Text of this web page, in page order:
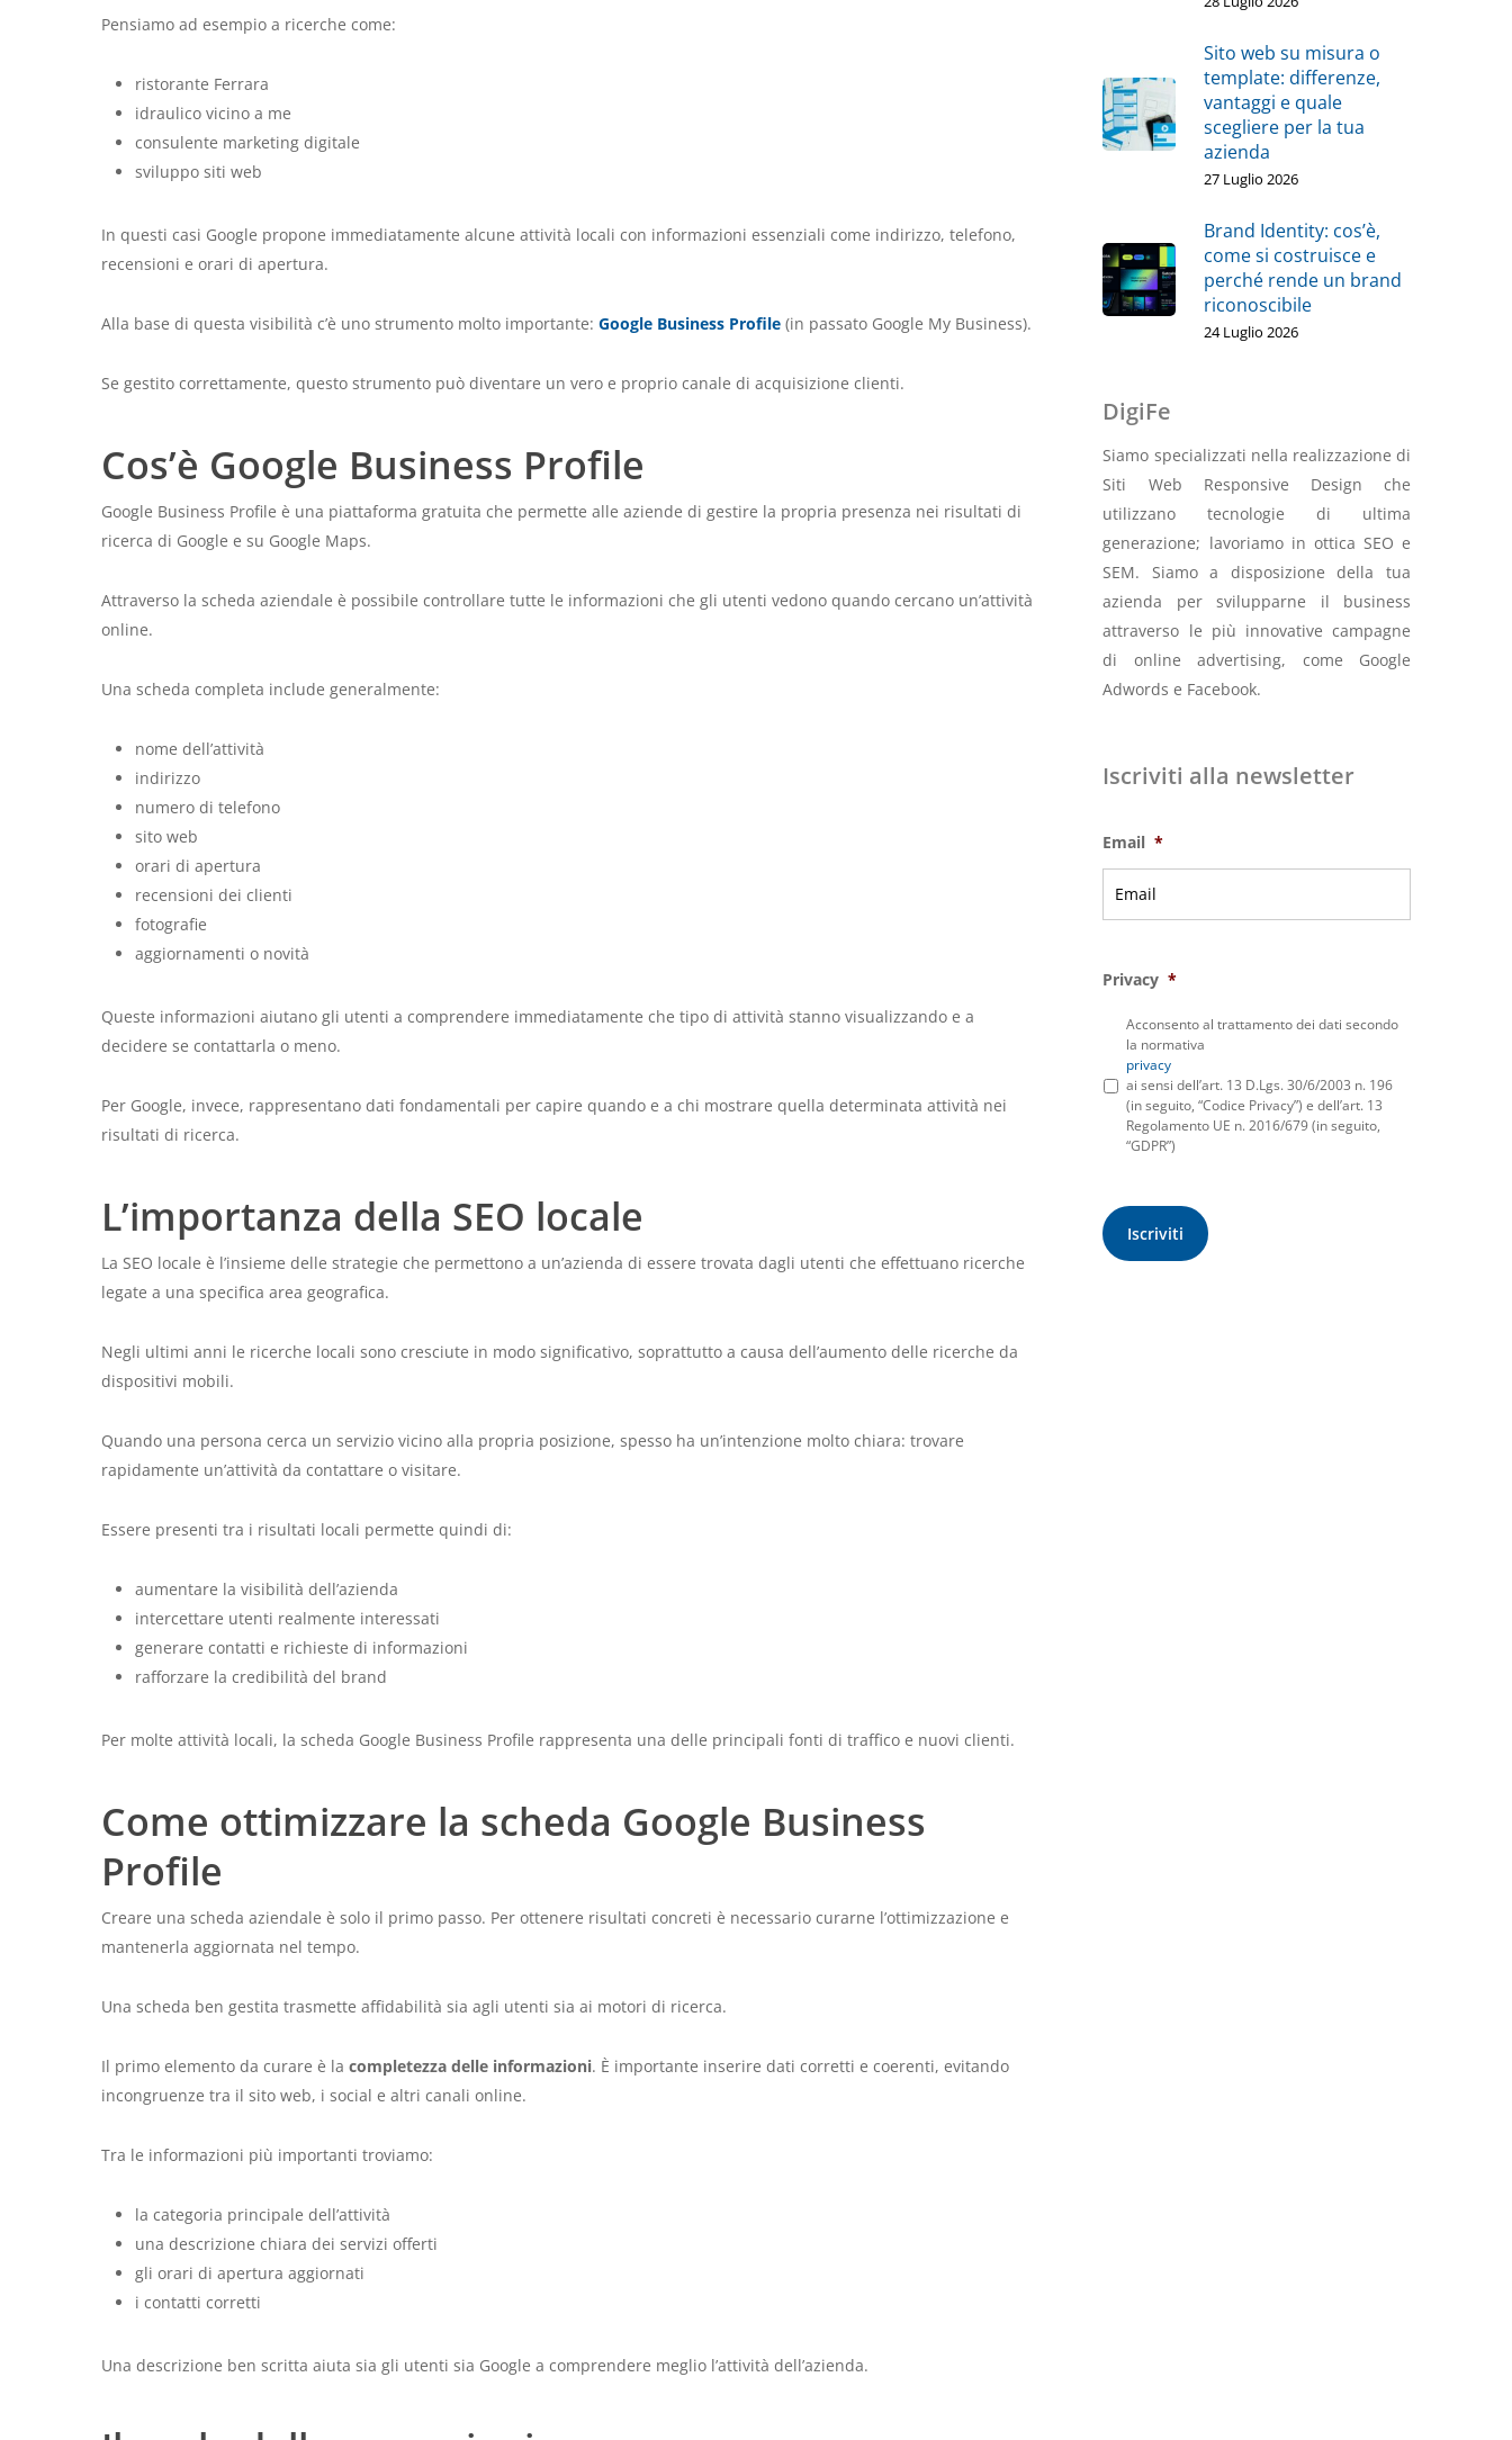
Pensiamo ad esempio a ricerche come:
ristorante Ferrara
idraulico vicino a me
consulente marketing digitale
sviluppo siti web
In questi casi Google propone immediatamente alcune attività locali con informazioni essenziali come indirizzo, telefono,
recensioni e orari di apertura.
Alla base di questa visibilità c’è uno strumento molto importante: Google Business Profile (in passato Google My Business).
Se gestito correttamente, questo strumento può diventare un vero e proprio canale di acquisizione clienti.
Cos’è Google Business Profile
Google Business Profile è una piattaforma gratuita che permette alle aziende di gestire la propria presenza nei risultati di
ricerca di Google e su Google Maps.
Attraverso la scheda aziendale è possibile controllare tutte le informazioni che gli utenti vedono quando cercano un’attività
online.
Una scheda completa include generalmente:
nome dell’attività
indirizzo
numero di telefono
sito web
orari di apertura
recensioni dei clienti
fotografie
aggiornamenti o novità
Queste informazioni aiutano gli utenti a comprendere immediatamente che tipo di attività stanno visualizzando e a
decidere se contattarla o meno.
Per Google, invece, rappresentano dati fondamentali per capire quando e a chi mostrare quella determinata attività nei
risultati di ricerca.
L’importanza della SEO locale
La SEO locale è l’insieme delle strategie che permettono a un’azienda di essere trovata dagli utenti che effettuano ricerche
legate a una specifica area geografica.
Negli ultimi anni le ricerche locali sono cresciute in modo significativo, soprattutto a causa dell’aumento delle ricerche da
dispositivi mobili.
Quando una persona cerca un servizio vicino alla propria posizione, spesso ha un’intenzione molto chiara: trovare
rapidamente un’attività da contattare o visitare.
Essere presenti tra i risultati locali permette quindi di:
aumentare la visibilità dell’azienda
intercettare utenti realmente interessati
generare contatti e richieste di informazioni
rafforzare la credibilità del brand
Per molte attività locali, la scheda Google Business Profile rappresenta una delle principali fonti di traffico e nuovi clienti.
Come ottimizzare la scheda Google Business
Profile
Creare una scheda aziendale è solo il primo passo. Per ottenere risultati concreti è necessario curarne l’ottimizzazione e
mantenerla aggiornata nel tempo.
Una scheda ben gestita trasmette affidabilità sia agli utenti sia ai motori di ricerca.
Il primo elemento da curare è la completezza delle informazioni. È importante inserire dati corretti e coerenti, evitando
incongruenze tra il sito web, i social e altri canali online.
Tra le informazioni più importanti troviamo:
la categoria principale dell’attività
una descrizione chiara dei servizi offerti
gli orari di apertura aggiornati
i contatti corretti
Una descrizione ben scritta aiuta sia gli utenti sia Google a comprendere meglio l’attività dell’azienda.
Sito web su misura o
template: differenze,
vantaggi e quale
scegliere per la tua
azienda
27 Luglio 2026
Brand Identity: cos’è,
come si costruisce e
perché rende un brand
riconoscibile
24 Luglio 2026
DigiFe
Siamo specializzati nella realizzazione di
Siti Web Responsive Design che
utilizzano tecnologie di ultima
generazione; lavoriamo in ottica SEO e
SEM. Siamo a disposizione della tua
azienda per svilupparne il business
attraverso le più innovative campagne
di online advertising, come Google
Adwords e Facebook.
Iscriviti alla newsletter
Email *
Privacy *
Acconsento al trattamento dei dati secondo
la normativa
privacy
ai sensi dell’art. 13 D.Lgs. 30/6/2003 n. 196
(in seguito, “Codice Privacy”) e dell’art. 13
Regolamento UE n. 2016/679 (in seguito,
“GDPR”)